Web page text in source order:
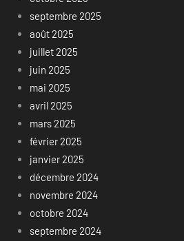
septembre 2025
août 2025
juillet 2025
juin 2025
mai 2025
avril 2025
mars 2025
février 2025
janvier 2025
décembre 2024
novembre 2024
octobre 2024
septembre 2024